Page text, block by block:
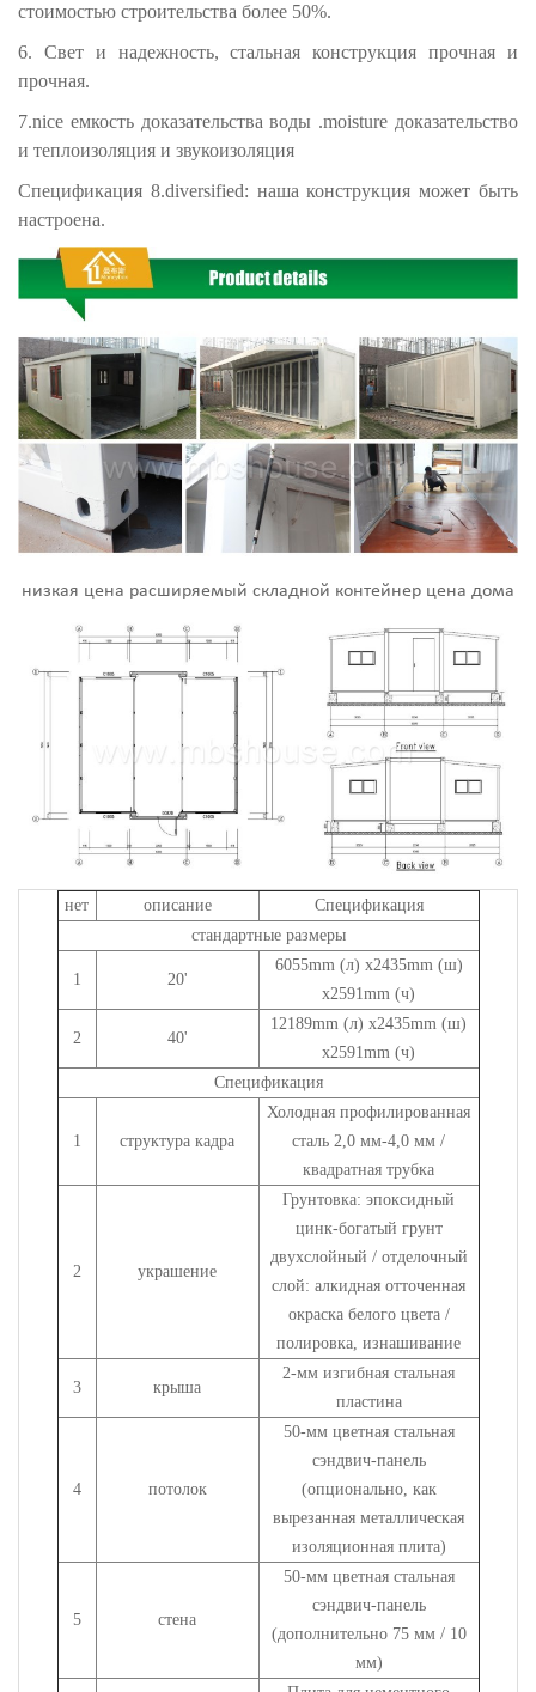
стоимостью строительства более 50%.
6. Свет и надежность, стальная конструкция прочная и
прочная.
7.nice емкость доказательства воды .moisture доказательство
и теплоизоляция и звукоизоляция
Спецификация 8.diversified: наша конструкция может быть
настроена.
низкая цена расширяемый складной контейнер цена дома
нет описание
Спецификация
стандартные размеры
1 20'
6055mm (л) x2435mm (ш)
x2591mm (ч)
2 40'
12189mm (л) x2435mm (ш)
x2591mm (ч)
Спецификация
1 структура кадра
Холодная профилированная
сталь 2,0 мм-4,0 мм /
квадратная трубка
2 украшение
Грунтовка: эпоксидный
цинк-богатый грунт
двухслойный / отделочный
слой: алкидная отточенная
окраска белого цвета /
полировка, изнашивание
3 крыша
2-мм изгибная стальная
пластина
4 потолок
50-мм цветная стальная
сэндвич-панель
(опционально, как
вырезанная металлическая
изоляционная плита)
5 стена
50-мм цветная стальная
сэндвич-панель
(дополнительно 75 мм / 10
мм)